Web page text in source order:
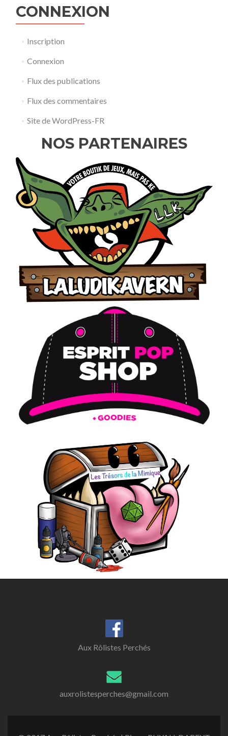
CONNEXION
Inscription
Connexion
Flux des publications
Flux des commentaires
Site de WordPress-FR
NOS PARTENAIRES
Aux Rôlistes Perchés
auxrolistesperches@gmail.com